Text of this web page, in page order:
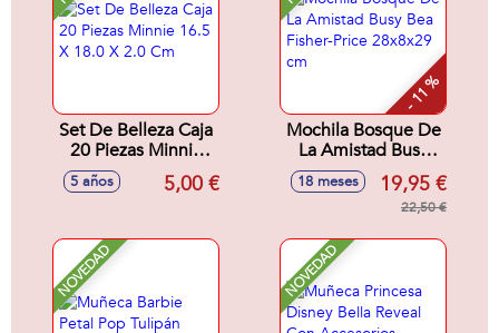
Set De Belleza Caja
20 Piezas Minnie
16.5 X 18.0 X 2.0
5 años 5,00 €
- 11 %
Mochila Bosque De
La Amistad Busy
Bea Fisher-Price
28x8x29 cm
18 meses 19,95 €
22,50 €
NOVEDAD NOVEDAD